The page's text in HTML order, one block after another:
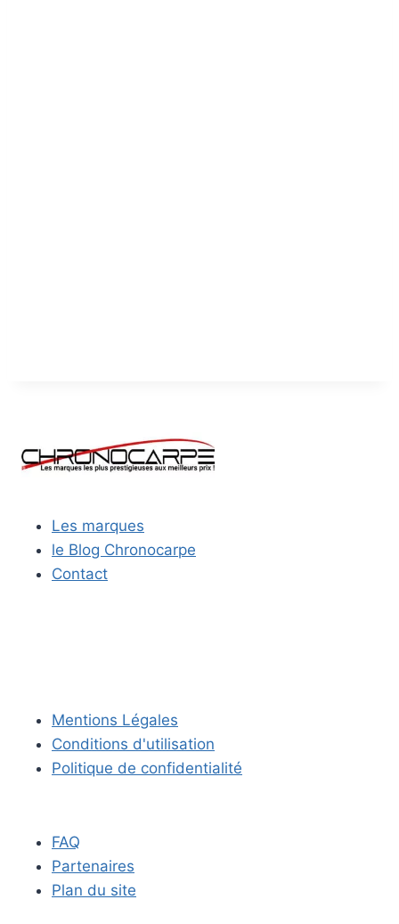
Les marques
le Blog Chronocarpe
Contact
Mentions Légales
Conditions d'utilisation
Politique de confidentialité
FAQ
Partenaires
Plan du site